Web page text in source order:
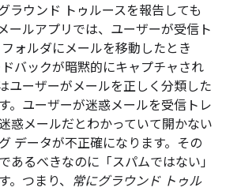
ラウンド トゥルースを報告しても
ールアプリでは、ユーザーが受信ト
ォルダにメールを移動したとき
バックが暗黙的にキャプチャされ
ユーザーがメールを正しく分類した
。ユーザーが迷惑メールを受信トレ
惑メールだとわかっていて開かない
データが不正確になります。その
あるべきなのに「スパムではない」
。つまり、
常にグラウンド トゥル